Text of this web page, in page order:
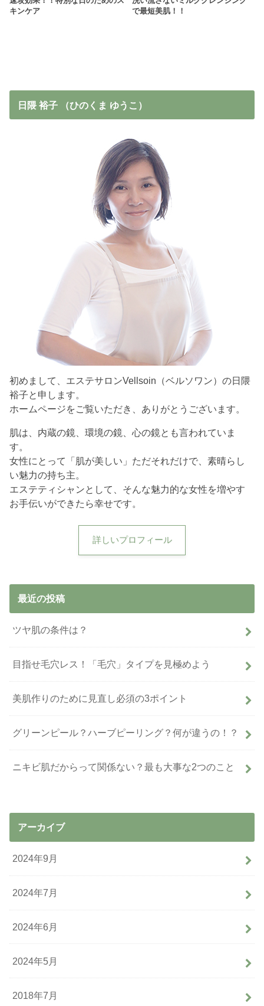
キンケア
で最短美肌！！
日隈 裕子 （ひのくま ゆうこ）
初めまして、エステサロンVellsoin（ベルソワン）の日隈
裕子と申します。
ホームページをご覧いただき、ありがとうございます。
肌は、内蔵の鏡、環境の鏡、心の鏡とも言われていま
す。
女性にとって「肌が美しい」ただそれだけで、素晴らし
い魅力の持ち主。
エステティシャンとして、そんな魅力的な女性を増やす
お手伝いができたら幸せです。
詳しいプロフィール
最近の投稿
ツヤ肌の条件は？
目指せ毛穴レス！「毛穴」タイプを見極めよう
美肌作りのために見直し必須の3ポイント
グリーンピール？ハーブピーリング？何が違うの！？
ニキビ肌だからって関係ない？最も大事な2つのこと
アーカイブ
2024年9月
2024年7月
2024年6月
2024年5月
2018年7月